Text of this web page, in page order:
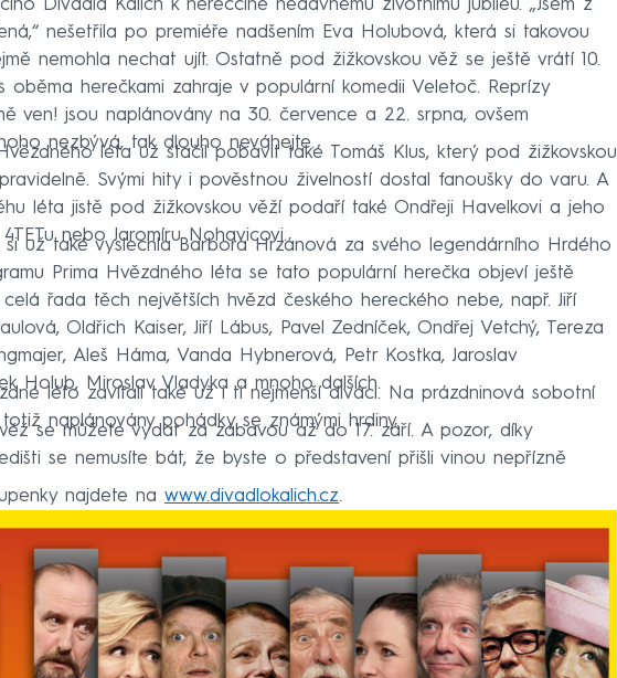
Divadla Kalich k hereččině nedávnému životnímu jubileu. „Jsem z
nešetřila po premiéře nadšením Eva Holubová, která si takovou
nemohla nechat ujít. Ostatně pod žižkovskou věž se ještě vrátí 10.
oběma herečkami zahraje v populární komedii Veletoč. Reprízy
ven! jsou naplánovány na 30. července a 22. srpna, ovšem
nezbývá, tak dlouho neváhejte.
léta už stačil pobavit také Tomáš Klus, který pod žižkovskou
Svými hity i pověstnou živelností dostal fanoušky do varu. A
léta jistě pod žižkovskou věží podaří také Ondřeji Havelkovi a jeho
nebo Jaromíru Nohavicovi.
už také vyslechla Barbora Hrzánová za svého legendárního Hrdého
Prima Hvězdného léta se tato populární herečka objeví ještě
řada těch největších hvězd českého hereckého nebe, např. Jiří
Oldřich Kaiser, Jiří Lábus, Pavel Zedníček, Ondřej Vetchý, Tereza
Aleš Háma, Vanda Hybnerová, Petr Kostka, Jaroslav
Holub, Miroslav Vladyka a mnoho dalších.
léto zavítali také už i ti nejmenší diváci. Na prázdninová sobotní
naplánovány pohádky se známými hrdiny.
se můžete vydat za zábavou až do 17. září. A pozor, díky
se nemusíte bát, že byste o představení přišli vinou nepřízně
najdete na www.divadlokalich.cz.